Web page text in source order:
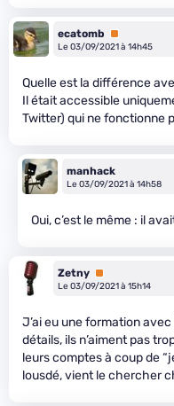
ecatomb
Premium
Le 03/09/2021 à 14h45
Quelle est la différence
Il était accessible
Twitter) qui ne fonctionne
manhack
Le 03/09/2021 à 14h58
Oui, c’est le même : il
Zetny Premium
Le 03/09/2021 à 15h14
J’ai eu une formation
détails, ils n’aiment pas
leurs comptes à coup de
lousdé, vient le chercher